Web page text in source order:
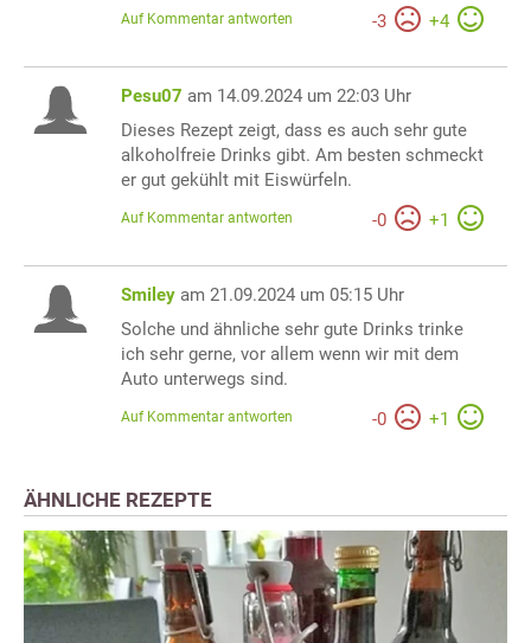
-3 +4
Auf Kommentar antworten
Pesu07 am 14.09.2024 um 22:03 Uhr
Dieses Rezept zeigt, dass es auch sehr gute
alkoholfreie Drinks gibt. Am besten schmeckt
er gut gekühlt mit Eiswürfeln.
-0 +1
Auf Kommentar antworten
Smiley am 21.09.2024 um 05:15 Uhr
Solche und ähnliche sehr gute Drinks trinke
ich sehr gerne, vor allem wenn wir mit dem
Auto unterwegs sind.
-0 +1
Auf Kommentar antworten
ÄHNLICHE REZEPTE